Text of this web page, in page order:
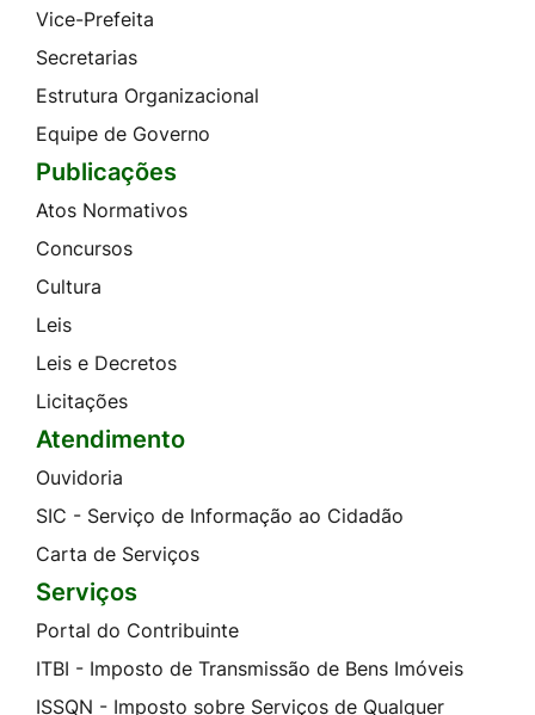
Vice-Prefeita
Secretarias
Estrutura Organizacional
Equipe de Governo
Publicações
Atos Normativos
Concursos
Cultura
Leis
Leis e Decretos
Licitações
Atendimento
Ouvidoria
SIC - Serviço de Informação ao Cidadão
Carta de Serviços
Serviços
Portal do Contribuinte
ITBI - Imposto de Transmissão de Bens Imóveis
ISSQN - Imposto sobre Serviços de Qualquer